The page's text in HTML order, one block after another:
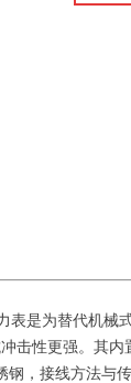
表是为替代机械
击性更强。其
钢，接线方法与